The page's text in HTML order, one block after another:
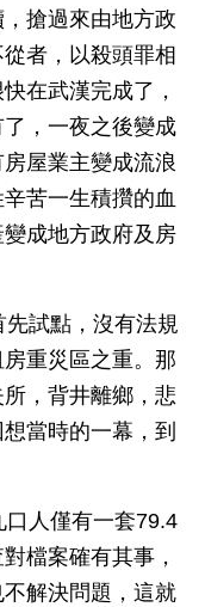
搶過來由地方政
者，以殺頭罪相
在武漢完成了，
，一夜之後變成
屋業主變成流浪
苦一生積攢的血
成地方政府及房
試點，沒有法規
重災區之重。那
，背井離鄉，悲
當時的一幕，到
人僅有一套79.4
檔案確有其事，
解決問題，這就